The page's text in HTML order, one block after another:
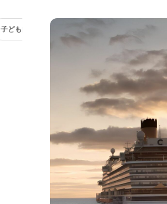
子ども向け